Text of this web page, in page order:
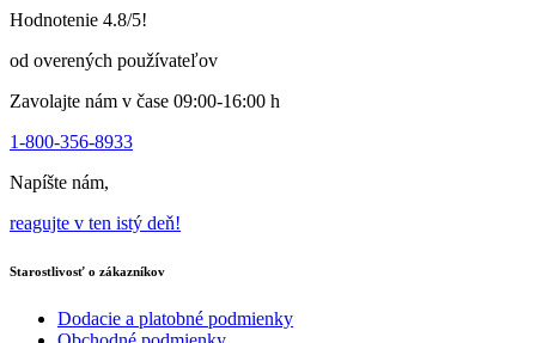
stránke
produktu
Hodnotenie 4.8/5!
od overených používateľov
Zavolajte nám v čase 09:00-16:00 h
1-800-356-8933
Napíšte nám,
reagujte v ten istý deň!
Starostlivosť o zákazníkov
Dodacie a platobné podmienky